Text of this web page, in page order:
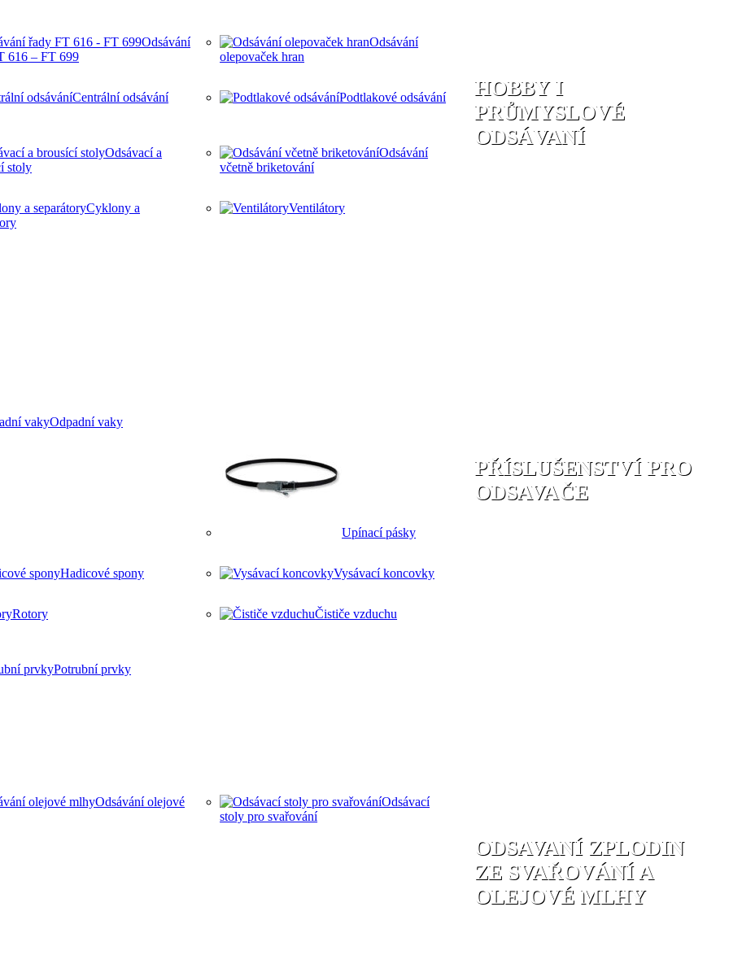
Odsávání
616 – FT 699
Odsávání
olepovaček hran
Centrální odsávání Podtlakové odsávání
Odsávací a
stoly
Odsávání
včetně briketování
Cyklony a
Ventilátory
HOBBY I
PRŮMYSLOVÉ
ODSÁVANÍ
Odpadní vaky
Upínací pásky
Hadicové spony Vysávací koncovky
Rotory Čističe vzduchu
Potrubní prvky
PŘÍSLUŠENSTVÍ PRO
ODSAVAČE
Odsávání olejové
Odsávací
stoly pro svařování
ODSAVANÍ ZPLODIN
ZE SVAŘOVÁNÍ A
OLEJOVÉ MLHY